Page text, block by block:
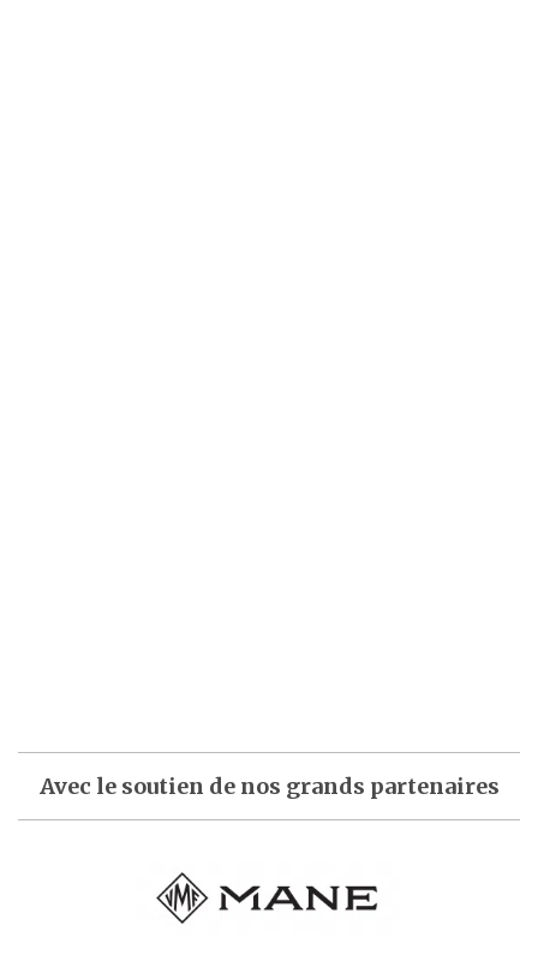
Avec le soutien de nos grands partenaires